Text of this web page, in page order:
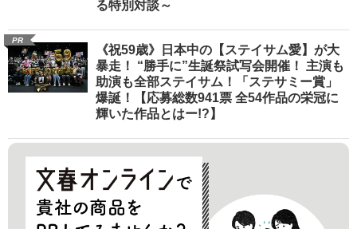
る特別対談～
PR
《祝59歳》日本中の【ステイサム愛】が大
暴走！ “勝手に”生誕祭試写会開催！ 主演も
助演も全部ステイサム！「ステサミー賞」
爆誕！【応募総数941票 全54作品の栄冠に
輝いた作品とはー!?】